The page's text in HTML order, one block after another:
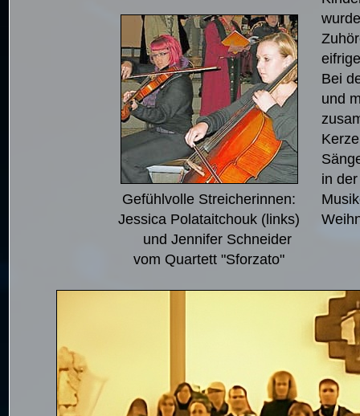
Gefühlvolle Streicherinnen:
Jessica Polataitchouk (links)
und Jennifer Schneider
vom Quartett "Sforzato"
Bei
und
in